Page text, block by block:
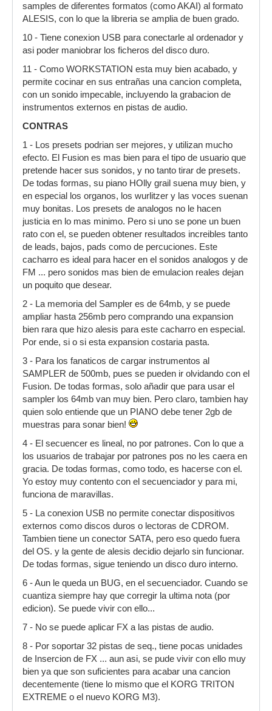
samples de diferentes formatos (como AKAI) al formato
ALESIS, con lo que la libreria se amplia de buen grado.
10 - Tiene conexion USB para conectarle al ordenador y
asi poder maniobrar los ficheros del disco duro.
11 - Como WORKSTATION esta muy bien acabado, y
permite cocinar en sus entrañas una cancion completa,
con un sonido impecable, incluyendo la grabacion de
instrumentos externos en pistas de audio.
CONTRAS
1 - Los presets podrian ser mejores, y utilizan mucho
efecto. El Fusion es mas bien para el tipo de usuario que
pretende hacer sus sonidos, y no tanto tirar de presets.
De todas formas, su piano HOlly grail suena muy bien, y
en especial los organos, los wurlitzer y las voces suenan
muy bonitas. Los presets de analogos no le hacen
justicia en lo mas minimo. Pero si uno se pone un buen
rato con el, se pueden obtener resultados increibles tanto
de leads, bajos, pads como de percuciones. Este
cacharro es ideal para hacer en el sonidos analogos y de
FM ... pero sonidos mas bien de emulacion reales dejan
un poquito que desear.
2 - La memoria del Sampler es de 64mb, y se puede
ampliar hasta 256mb pero comprando una expansion
bien rara que hizo alesis para este cacharro en especial.
Por ende, si o si esta expansion costaria pasta.
3 - Para los fanaticos de cargar instrumentos al
SAMPLER de 500mb, pues se pueden ir olvidando con el
Fusion. De todas formas, solo añadir que para usar el
sampler los 64mb van muy bien. Pero claro, tambien hay
quien solo entiende que un PIANO debe tener 2gb de
muestras para sonar bien!
4 - El secuencer es lineal, no por patrones. Con lo que a
los usuarios de trabajar por patrones pos no les caera en
gracia. De todas formas, como todo, es hacerse con el.
Yo estoy muy contento con el secuenciador y para mi,
funciona de maravillas.
5 - La conexion USB no permite conectar dispositivos
externos como discos duros o lectoras de CDROM.
Tambien tiene un conector SATA, pero eso quedo fuera
del OS. y la gente de alesis decidio dejarlo sin funcionar.
De todas formas, sigue teniendo un disco duro interno.
6 - Aun le queda un BUG, en el secuenciador. Cuando se
cuantiza siempre hay que corregir la ultima nota (por
edicion). Se puede vivir con ello...
7 - No se puede aplicar FX a las pistas de audio.
8 - Por soportar 32 pistas de seq., tiene pocas unidades
de Insercion de FX ... aun asi, se pude vivir con ello muy
bien ya que son suficientes para acabar una cancion
decentemente (tiene lo mismo que el KORG TRITON
EXTREME o el nuevo KORG M3).